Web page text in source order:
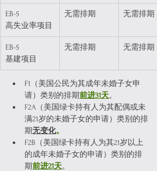
EB-5
高失业率项目
无需排期 无需排期
EB-5
基建项目
无需排期 无需排期
F1（美国公民为其成年未婚子女申
请）类别的排期前进31天。
F2A（美国绿卡持有人为其配偶或未
满21岁的未婚子女的申请）类别的排
期无变化。
F2B（美国绿卡持有人为其21岁以上
的成年未婚子女的申请）类别的排
期前进21天。